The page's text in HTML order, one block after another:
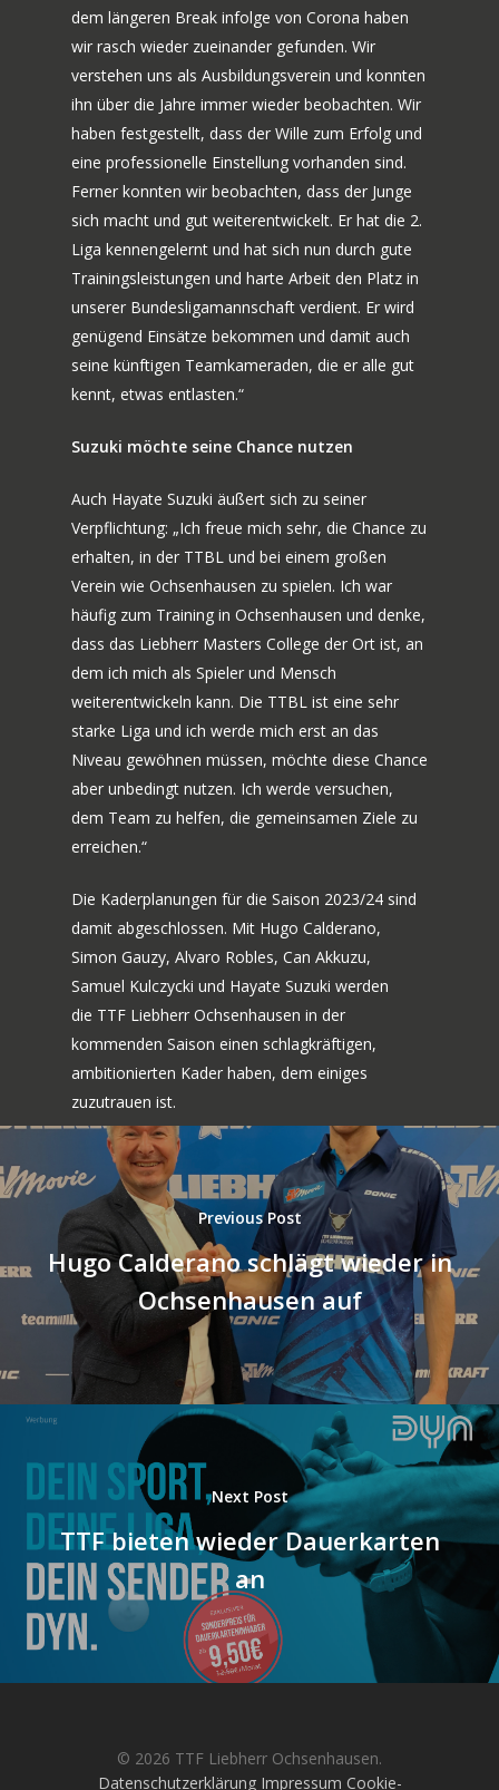
dem längeren Break infolge von Corona haben
wir rasch wieder zueinander gefunden. Wir
verstehen uns als Ausbildungsverein und konnten
ihn über die Jahre immer wieder beobachten. Wir
haben festgestellt, dass der Wille zum Erfolg und
eine professionelle Einstellung vorhanden sind.
Ferner konnten wir beobachten, dass der Junge
sich macht und gut weiterentwickelt. Er hat die 2.
Liga kennengelernt und hat sich nun durch gute
Trainingsleistungen und harte Arbeit den Platz in
unserer Bundesligamannschaft verdient. Er wird
genügend Einsätze bekommen und damit auch
seine künftigen Teamkameraden, die er alle gut
kennt, etwas entlasten.“
Suzuki möchte seine Chance nutzen
Auch Hayate Suzuki äußert sich zu seiner
Verpflichtung: „Ich freue mich sehr, die Chance zu
erhalten, in der TTBL und bei einem großen
Verein wie Ochsenhausen zu spielen. Ich war
häufig zum Training in Ochsenhausen und denke,
dass das Liebherr Masters College der Ort ist, an
dem ich mich als Spieler und Mensch
weiterentwickeln kann. Die TTBL ist eine sehr
starke Liga und ich werde mich erst an das
Niveau gewöhnen müssen, möchte diese Chance
aber unbedingt nutzen. Ich werde versuchen,
dem Team zu helfen, die gemeinsamen Ziele zu
erreichen.“
Die Kaderplanungen für die Saison 2023/24 sind
damit abgeschlossen. Mit Hugo Calderano,
Simon Gauzy, Alvaro Robles, Can Akkuzu,
Samuel Kulczycki und Hayate Suzuki werden
die TTF Liebherr Ochsenhausen in der
kommenden Saison einen schlagkräftigen,
ambitionierten Kader haben, dem einiges
zuzutrauen ist.
Previous Post
Hugo Calderano schlägt wieder in
Ochsenhausen auf
Next Post
TTF bieten wieder Dauerkarten
an
© 2026 TTF Liebherr Ochsenhausen.
Datenschutzerklärung Impressum Cookie-